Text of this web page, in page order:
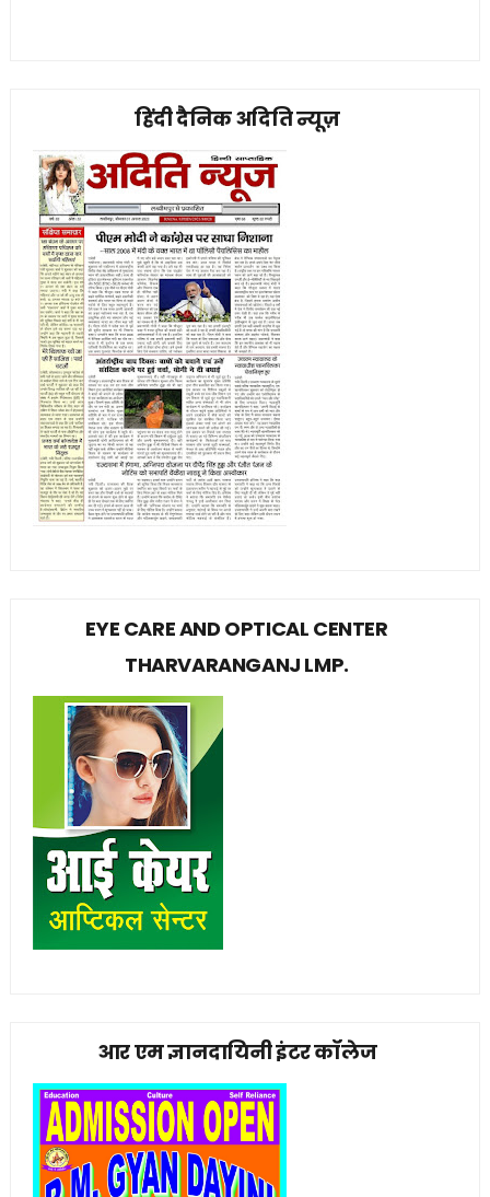
हिंदी दैनिक अदिति न्यूज़
EYE CARE AND OPTICAL CENTER
THARVARANGANJ LMP.
आर एम ज्ञानदायिनी इंटर कॉलेज